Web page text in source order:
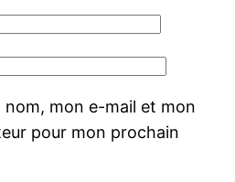
mon e-mail et mon
pour mon prochain